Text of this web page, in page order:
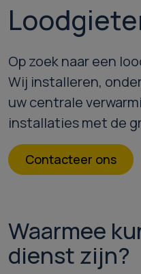
Op zoek naar een
Wij installeren,
uw centrale
installaties met de
Contacteer ons
Waarmee
dienst zijn?